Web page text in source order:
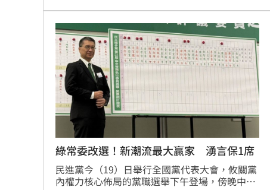
農民代表參加。
綠常委改選！新潮流最大贏家 湧言保1席
民進黨今（19）日舉行全國黨代表大會，攸關黨
內權力核心佈局的黨職選舉下午登場，傍晚中執